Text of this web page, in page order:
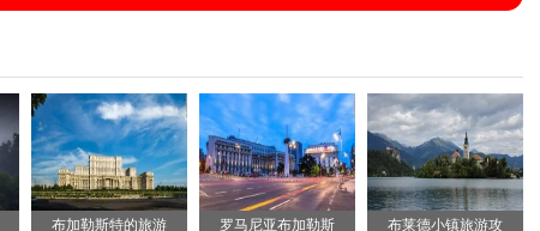
布加勒斯特的旅游 罗马尼亚布加勒斯 布莱德小镇旅游攻